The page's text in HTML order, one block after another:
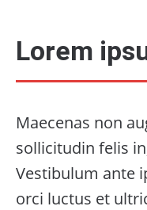
Lorem
Maecenas non
sollicitudin felis
Vestibulum ante
orci luctus et